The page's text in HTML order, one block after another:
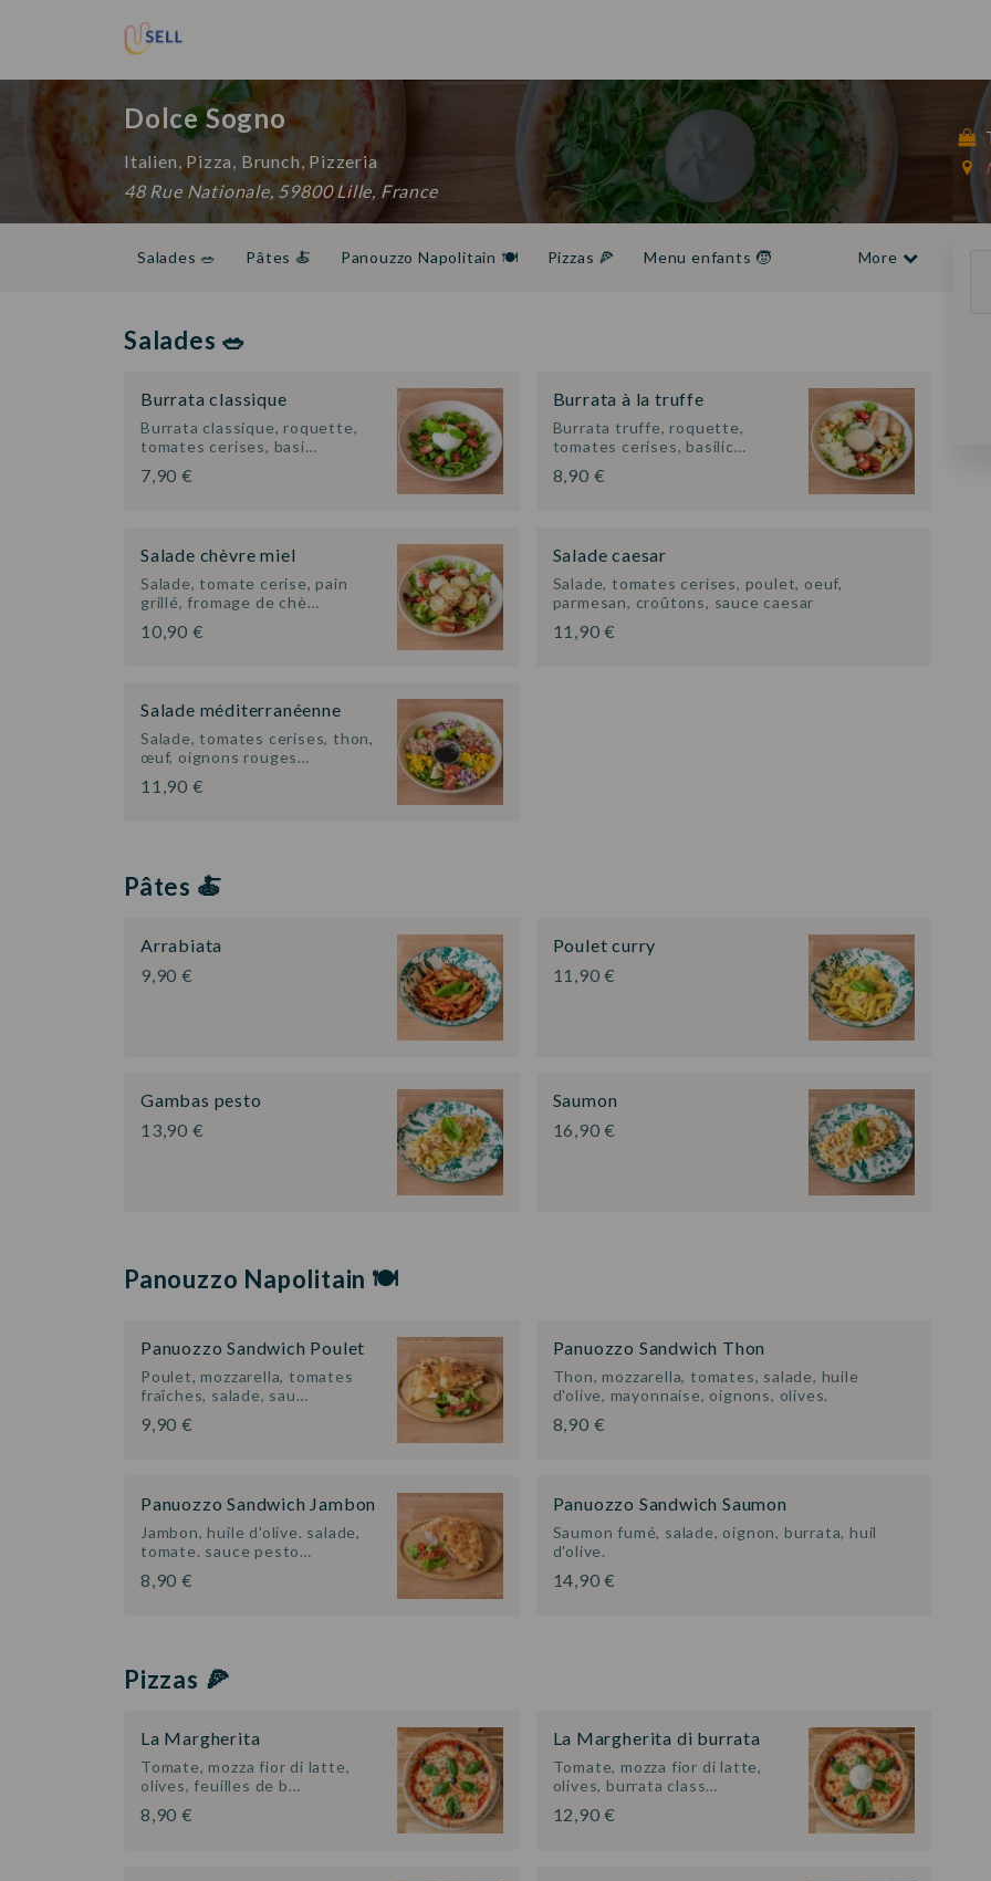
Dolce Sogno
Italien, Pizza, Brunch, Pizzeria
48 Rue Nationale, 59800 Lille, France
Salades 🥗 Pâtes 🍝 Panouzzo Napolitain 🍽️ Pizzas 🍕
Menu enfants 🧒
More
Salades 🥗
Burrata classique
Burrata classique, roquette,
tomates cerises, basi…
7,90 €
Burrata à la truffe
Burrata truffe, roquette,
tomates cerises, basilic…
8,90 €
Salade chèvre miel
Salade, tomate cerise, pain
grillé, fromage de chè…
10,90 €
Salade caesar
Salade, tomates cerises, poulet, oeuf,
parmesan, croûtons, sauce caesar
11,90 €
Salade méditerranéenne
Salade, tomates cerises, thon,
œuf, oignons rouges…
11,90 €
Pâtes 🍝
Arrabiata
9,90 €
Poulet curry
11,90 €
Gambas pesto
13,90 €
Saumon
16,90 €
Panouzzo Napolitain 🍽️
Panuozzo Sandwich Poulet
Poulet, mozzarella, tomates
fraîches, salade, sau…
9,90 €
Panuozzo Sandwich Thon
Thon, mozzarella, tomates, salade, huile
d'olive, mayonnaise, oignons, olives.
8,90 €
Panuozzo Sandwich Jambon
Jambon, huile d'olive. salade,
tomate. sauce pesto…
8,90 €
Panuozzo Sandwich Saumon
Saumon fumé, salade, oignon, burrata, huil
d'olive.
14,90 €
Pizzas 🍕
La Margherita
Tomate, mozza fior di latte,
olives, feuilles de b…
8,90 €
La Margherita di burrata
Tomate, mozza fior di latte,
olives, burrata class…
12,90 €